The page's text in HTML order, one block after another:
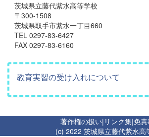
茨城県立藤代紫水高等学校
〒300-1508
茨城県取手市紫水一丁目660
TEL 0297-83-6427
FAX 0297-83-6160
教育実習の受け入れについて
著作権の扱い| リンク集|免
(c) 2022 茨城県立藤代紫水高